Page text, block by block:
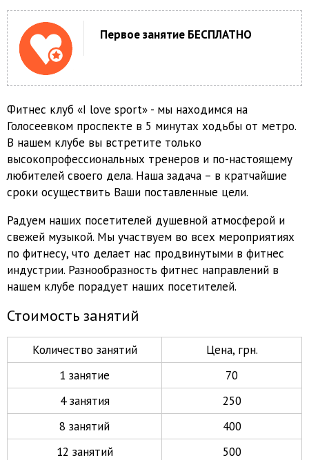
Первое занятие БЕСПЛАТНО
Фитнес клуб «I love sport» - мы находимся на
Голосеевком проспекте в 5 минутах ходьбы от метро.
В нашем клубе вы встретите только
высокопрофессиональных тренеров и по-настоящему
любителей своего дела. Наша задача – в кратчайшие
сроки осуществить Ваши поставленные цели.
Радуем наших посетителей душевной атмосферой и
свежей музыкой. Мы участвуем во всех мероприятиях
по фитнесу, что делает нас продвинутыми в фитнес
индустрии. Разнообразность фитнес направлений в
нашем клубе порадует наших посетителей.
Стоимость занятий
Количество занятий
Цена, грн.
1 занятие
70
4 занятия
250
8 занятий
400
12 занятий
500